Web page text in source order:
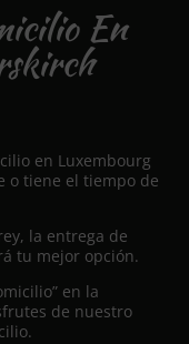
En
en Luxembourg
o tiene el tiempo de
la entrega de
tu mejor opción.
en la
de nuestro